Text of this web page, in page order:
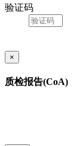
验证码
×
质检报告(CoA)